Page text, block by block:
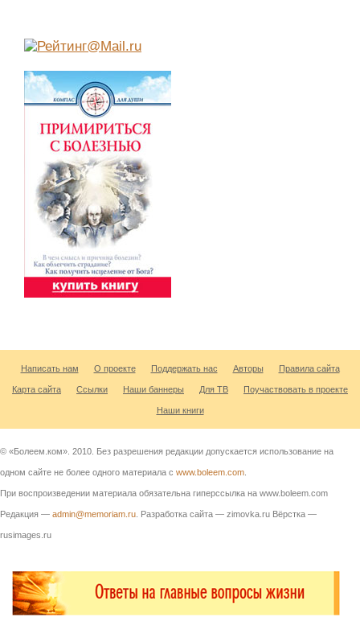
Написать нам О проекте Поддержать нас Авторы Правила сайта
Карта сайта Ссылки Наши баннеры Для ТВ Поучаствовать в проекте
Наши книги
© «Болеем.ком». 2010. Без разрешения редакции допускается использование на
одном сайте не более одного материала с www.boleem.com
При воспроизведении материала обязательна гиперссылка на www.boleem.com
Редакция — admin@memoriam.ru . Разработка сайта — zimovka.ru Вёрстка —
rusimages.ru